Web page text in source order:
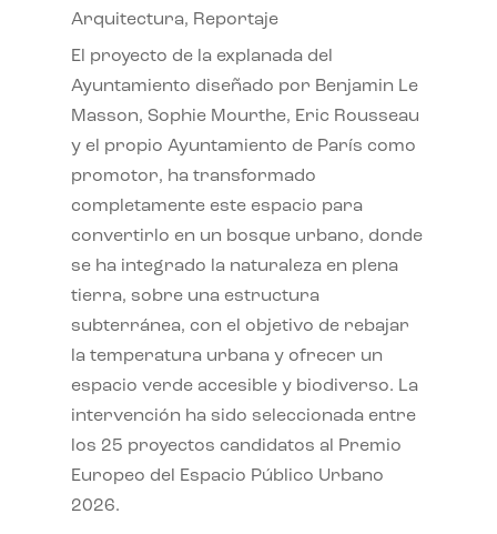
Arquitectura, Reportaje
El proyecto de la explanada del
Ayuntamiento diseñado por Benjamin Le
Masson, Sophie Mourthe, Eric Rousseau
y el propio Ayuntamiento de París como
promotor, ha transformado
completamente este espacio para
convertirlo en un bosque urbano, donde
se ha integrado la naturaleza en plena
tierra, sobre una estructura
subterránea, con el objetivo de rebajar
la temperatura urbana y ofrecer un
espacio verde accesible y biodiverso. La
intervención ha sido seleccionada entre
los 25 proyectos candidatos al Premio
Europeo del Espacio Público Urbano
2026.